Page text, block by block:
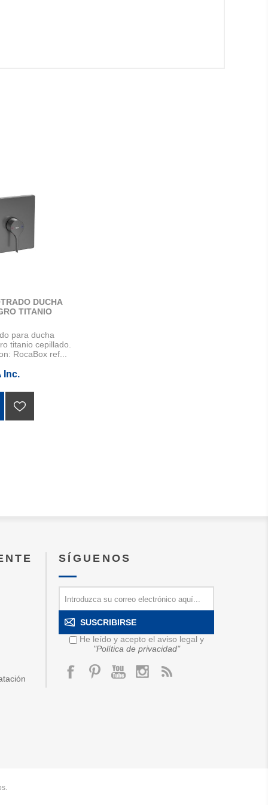
DUCHA
TITANIO
para ducha
titanio cepillado.
RocaBox ref...
Inc.
SÍGUENOS
SUSCRIBIRSE
He leído y acepto el aviso legal y
"Política de privacidad"